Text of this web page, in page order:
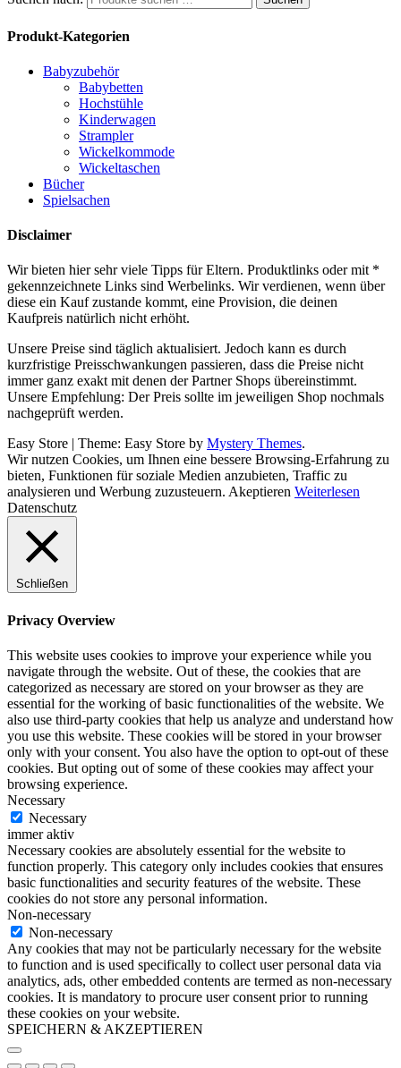
Produkt-Kategorien
Babyzubehör
Babybetten
Hochstühle
Kinderwagen
Strampler
Wickelkommode
Wickeltaschen
Bücher
Spielsachen
Disclaimer
Wir bieten hier sehr viele Tipps für Eltern. Produktlinks oder mit *
gekennzeichnete Links sind Werbelinks. Wir verdienen, wenn über
diese ein Kauf zustande kommt, eine Provision, die deinen
Kaufpreis natürlich nicht erhöht.
Unsere Preise sind täglich aktualisiert. Jedoch kann es durch
kurzfristige Preisschwankungen passieren, dass die Preise nicht
immer ganz exakt mit denen der Partner Shops übereinstimmt.
Unsere Empfehlung: Der Preis sollte im jeweiligen Shop nochmals
nachgeprüft werden.
Easy Store | Theme: Easy Store by Mystery Themes.
Wir nutzen Cookies, um Ihnen eine bessere Browsing-Erfahrung zu
bieten, Funktionen für soziale Medien anzubieten, Traffic zu
analysieren und Werbung zuzusteuern. Akeptieren Weiterlesen
Datenschutz
Schließen
Privacy Overview
This website uses cookies to improve your experience while you
navigate through the website. Out of these, the cookies that are
categorized as necessary are stored on your browser as they are
essential for the working of basic functionalities of the website. We
also use third-party cookies that help us analyze and understand how
you use this website. These cookies will be stored in your browser
only with your consent. You also have the option to opt-out of these
cookies. But opting out of some of these cookies may affect your
browsing experience.
Necessary
Necessary
immer aktiv
Necessary cookies are absolutely essential for the website to
function properly. This category only includes cookies that ensures
basic functionalities and security features of the website. These
cookies do not store any personal information.
Non-necessary
Non-necessary
Any cookies that may not be particularly necessary for the website
to function and is used specifically to collect user personal data via
analytics, ads, other embedded contents are termed as non-necessary
cookies. It is mandatory to procure user consent prior to running
these cookies on your website.
SPEICHERN & AKZEPTIEREN